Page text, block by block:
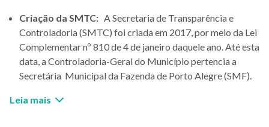
Criação da SMTC: A Secretaria de Transparência e
Controladoria (SMTC) foi criada em 2017, por meio da Lei
Complementar nº 810 de 4 de janeiro daquele ano. Até esta
data, a Controladoria-Geral do Município pertencia a
Secretária Municipal da Fazenda de Porto Alegre (SMF).
Leia mais